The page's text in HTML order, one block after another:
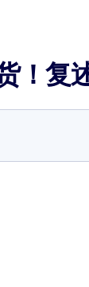
！复